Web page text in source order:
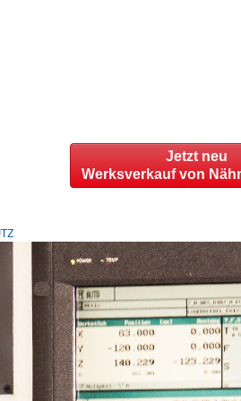
Jetzt neu
Werksverkauf von